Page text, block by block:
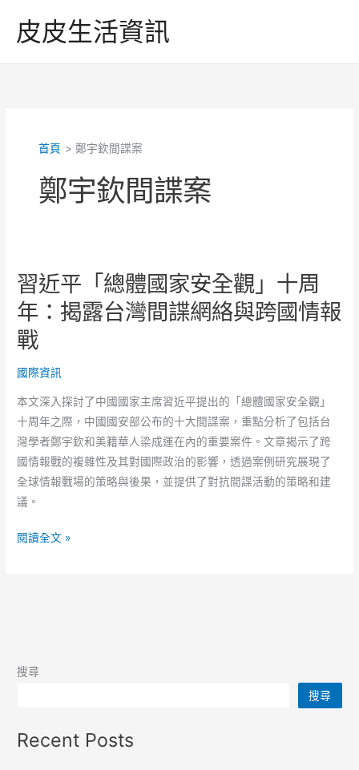
皮皮生活資訊
首頁 鄭宇欽間諜案
鄭宇欽間諜案
習近平「總體國家安全觀」十周
年：揭露台灣間諜網絡與跨國情報
戰
國際資訊
本文深入探討了中國國家主席習近平提出的「總體國家安全觀」
十周年之際，中國國安部公布的十大間諜案，重點分析了包括台
灣學者鄭宇欽和美籍華人梁成運在內的重要案件。文章揭示了跨
國情報戰的複雜性及其對國際政治的影響，透過案例研究展現了
全球情報戰場的策略與後果，並提供了對抗間諜活動的策略和建
議。
習
安
十
閱讀全文 »
搜尋
搜尋
Recent Posts